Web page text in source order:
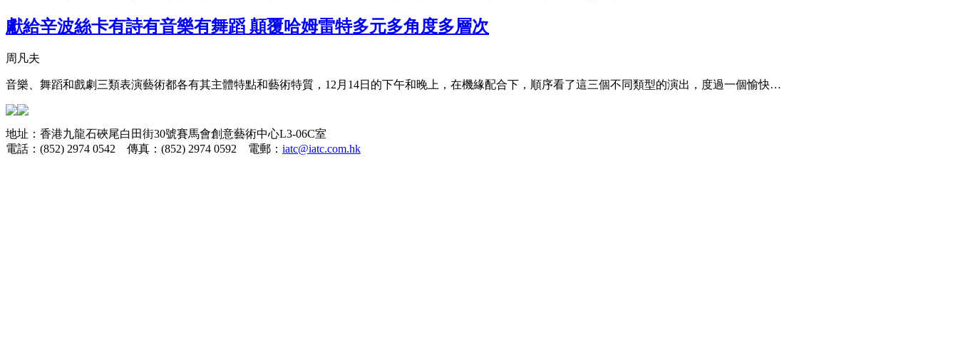
獻給辛波絲卡有詩有音樂有舞蹈 顛覆哈姆雷特多元多角度多層次
周凡夫
音樂、舞蹈和戲劇三類表演藝術都各有其主體特點和藝術特質，12月14日的下午和晚上，在機緣配合下，順序看了這三個不同類型的演出，度過一個愉快…
地址：香港九龍石硤尾白田街30號賽馬會創意藝術中心L3-06C室
電話：(852) 2974 0542 傳真：(852) 2974 0592 電郵： iatc@iatc.com.hk